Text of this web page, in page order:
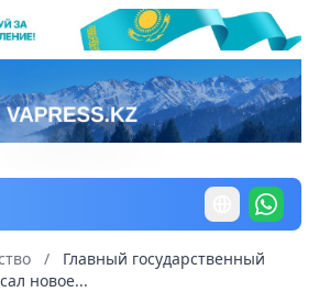
/
Главный государственный
новое...